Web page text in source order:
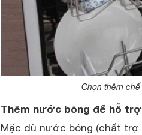
Chọn thêm
Thêm nước bóng để hỗ
Mặc dù nước bóng (chất